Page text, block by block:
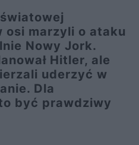
marzyli o ataku
Nowy Jork.
Hitler, ale
uderzyć w
Dla
być prawdziwy